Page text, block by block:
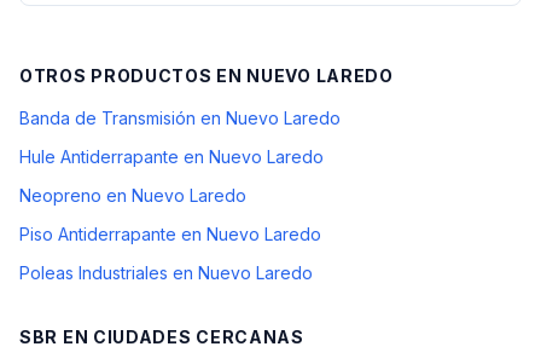
OTROS PRODUCTOS EN NUEVO LAREDO
Banda de Transmisión en Nuevo Laredo
Hule Antiderrapante en Nuevo Laredo
Neopreno en Nuevo Laredo
Piso Antiderrapante en Nuevo Laredo
Poleas Industriales en Nuevo Laredo
SBR EN CIUDADES CERCANAS